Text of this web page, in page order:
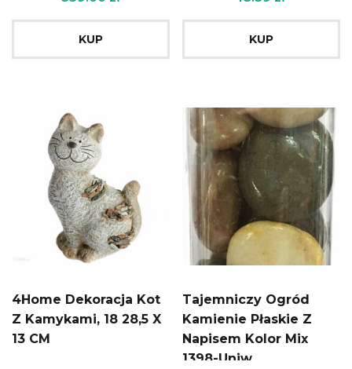
KUP KUP
4Home Dekoracja Kot
Z Kamykami, 18 28,5 X
13 CM
Tajemniczy Ogród
Kamienie Płaskie Z
Napisem Kolor Mix
1398-Uniw